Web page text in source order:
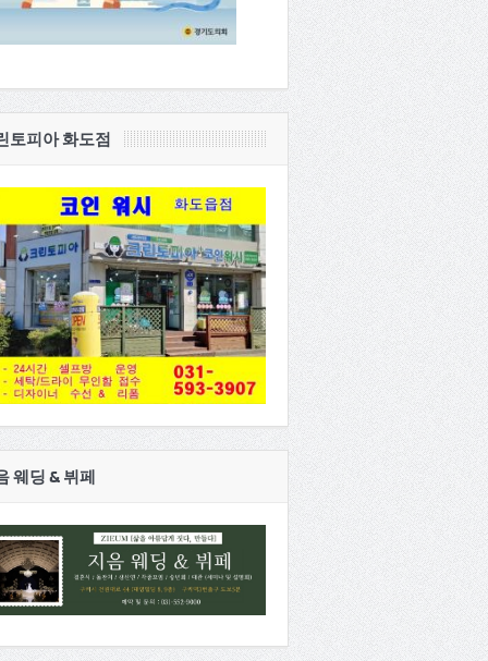
토피아 화도점
웨딩 & 뷔페